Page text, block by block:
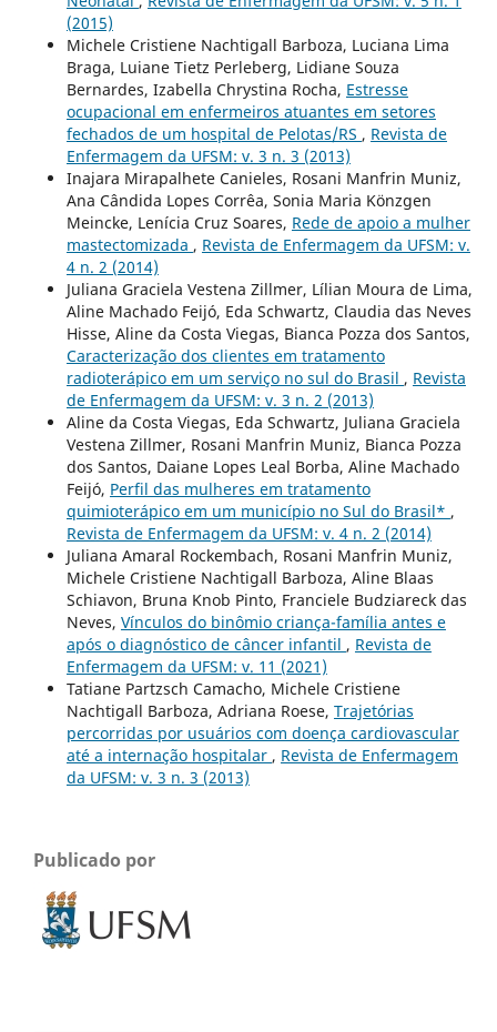
(2015)
Michele Cristiene Nachtigall Barboza, Luciana Lima
Braga, Luiane Tietz Perleberg, Lidiane Souza
Bernardes, Izabella Chrystina Rocha, Estresse
ocupacional em enfermeiros atuantes em setores
fechados de um hospital de Pelotas/RS , Revista de
Enfermagem da UFSM: v. 3 n. 3 (2013)
Inajara Mirapalhete Canieles, Rosani Manfrin Muniz,
Ana Cândida Lopes Corrêa, Sonia Maria Könzgen
Meincke, Lenícia Cruz Soares, Rede de apoio a mulher
mastectomizada , Revista de Enfermagem da UFSM: v.
4 n. 2 (2014)
Juliana Graciela Vestena Zillmer, Lílian Moura de Lima,
Aline Machado Feijó, Eda Schwartz, Claudia das Neves
Hisse, Aline da Costa Viegas, Bianca Pozza dos Santos,
Caracterização dos clientes em tratamento
radioterápico em um serviço no sul do Brasil , Revista
de Enfermagem da UFSM: v. 3 n. 2 (2013)
Aline da Costa Viegas, Eda Schwartz, Juliana Graciela
Vestena Zillmer, Rosani Manfrin Muniz, Bianca Pozza
dos Santos, Daiane Lopes Leal Borba, Aline Machado
Feijó, Perfil das mulheres em tratamento
quimioterápico em um município no Sul do Brasil* ,
Revista de Enfermagem da UFSM: v. 4 n. 2 (2014)
Juliana Amaral Rockembach, Rosani Manfrin Muniz,
Michele Cristiene Nachtigall Barboza, Aline Blaas
Schiavon, Bruna Knob Pinto, Franciele Budziareck das
Neves, Vínculos do binômio criança-família antes e
após o diagnóstico de câncer infantil , Revista de
Enfermagem da UFSM: v. 11 (2021)
Tatiane Partzsch Camacho, Michele Cristiene
Nachtigall Barboza, Adriana Roese, Trajetórias
percorridas por usuários com doença cardiovascular
até a internação hospitalar , Revista de Enfermagem
da UFSM: v. 3 n. 3 (2013)
Publicado por